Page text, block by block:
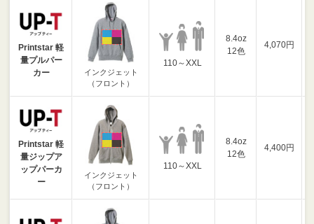
Printstar 軽
量プルパー
カー
インクジェット
（フロント）
110～XXL
8.4oz
12色
4,070円
Printstar 軽
量ジップア
ップパーカ
ー
インクジェット
（フロント）
110～XXL
8.4oz
12色
4,400円